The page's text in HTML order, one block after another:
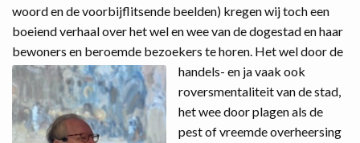
woord en de voorbijflitsende beelden) kregen wij toch een
boeiend verhaal over het wel en wee van de dogestad en haar
bewoners en beroemde bezoekers te horen. Het wel door de
handels- en ja vaak ook
roversmentaliteit van de stad,
het wee door plagen als de
pest of vreemde overheersing